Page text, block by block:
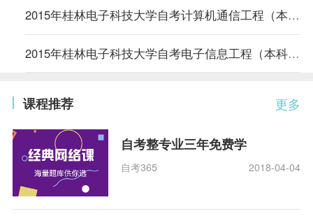
2015年桂林电子科技大学自考计算机通信工程（本科）考试计划
2015年桂林电子科技大学自考电子信息工程（本科）考试计划
更多
课程推荐
自考整专业三年免费学
自考365 2018-04-04